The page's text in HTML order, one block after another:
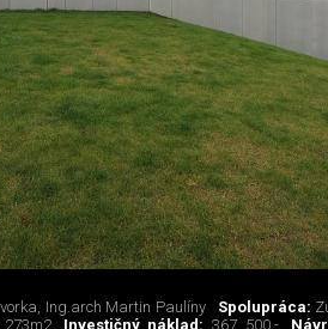
Ing.arch Martin Paulíny Spolupráca:
273m2 Investičný náklad:367 500,-